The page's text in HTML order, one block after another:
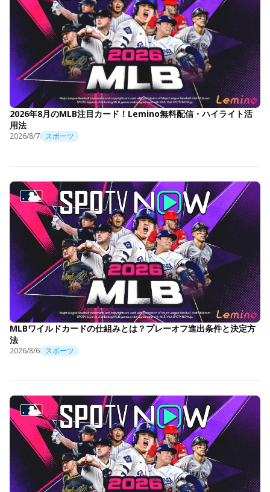
2026年8月のMLB注目カード！Lemino無料配信・ハイライト活
用法
2026/8/7 スポーツ
MLBワイルドカードの仕組みとは？プレーオフ進出条件と決定方
法
2026/8/6 スポーツ